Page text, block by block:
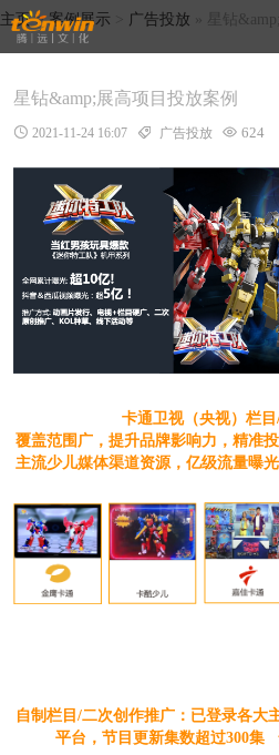
主页>案例展示 广告投放 » 星钻
星钻&amp;展高项目投放案例
 2021-11-24 16:07  广告投放  624
卡通卫视（央视）栏
覆盖范围广，提升品牌影响力，精准
主流少儿媒体渠道资源，亿级流量曝
自制栏目/二次创作推广：已登录各大
平台，节目更新集数超过300集